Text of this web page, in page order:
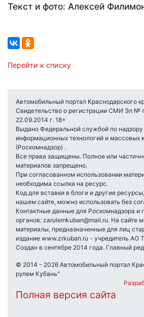
Текст и фото: Алексей
Перейти к списку
Автомобильный портал Краснодарского
Свидетельство о регистрации СМИ Эл №
22.09.2014 г. 18+
Выдано Федеральной службой по надзору
информационных технологий и массовых
(Роскомнадзор) .
Все права защищены. Полное или
материалов запрещено.
При согласованном использовании
необходима ссылка на ресурс.
Код для вставки в блоги и другие
нашем сайте, можно использовать без
Контактные данные для Роскомнадзора и
органов: zarulemkuban@mail.ru. На сайте
материалы, предназначенные для лиц
издание www.zrkuban.ru - учредитель АО
Создан в сентябре 2014 года. Главный
© 2014 - 2026 Автомобильный портал
рулем Кубань"
Полная версия сайта